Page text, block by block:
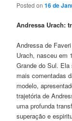
Posted on16 de
Andressa Urach:
Andressa de
Urach, nasceu em
Grande do Sul.
mais comentadas
modelo,
trajetória de
uma profunda
superação e